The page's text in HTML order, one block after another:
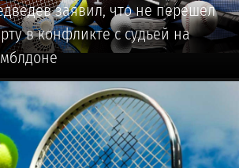
заявил, что не перешел
в конфликте с судьей на